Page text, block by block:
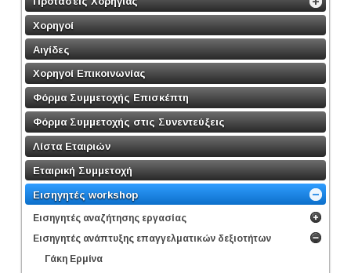
Χορηγοί
Αιγίδες
Χορηγοί Επικοινωνίας
Φόρμα Συμμετοχής Επισκέπτη
Φόρμα Συμμετοχής στις Συνεντεύξεις
Λίστα Εταιριών
Εταιρική Συμμετοχή
Εισηγητές workshop
Εισηγητές αναζήτησης εργασίας
Εισηγητές ανάπτυξης επαγγελματικών δεξιοτήτων
Γάκη Ερμίνα